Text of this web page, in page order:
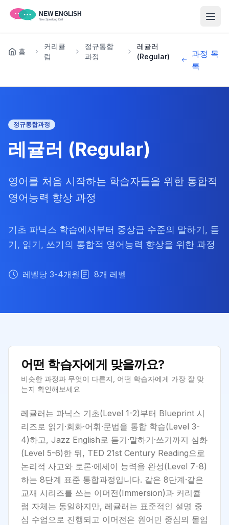
홈
커리큘
럼
정규통합
과정
레귤러
(Regular)
과정 목
록
정규통합과정
레귤러 (Regular)
영어를 처음 시작하는 학습자들을 위한 통합적
영어능력 향상 과정
기초 파닉스 학습에서부터 중상급 수준의 말하기, 듣
기, 읽기, 쓰기의 통합적 영어능력 향상을 위한 과정
레벨당 3-4개월 8개 레벨
어떤 학습자에게 맞을까요?
비슷한 과정과 무엇이 다른지, 어떤 학습자에게 가장 잘 맞
는지 확인해보세요
레귤러는 파닉스 기초(Level 1-2)부터 Blueprint 시
리즈로 읽기·회화·어휘·문법을 통합 학습(Level 3-
4)하고, Jazz English로 듣기·말하기·쓰기까지 심화
(Level 5-6)한 뒤, TED 21st Century Reading으로
논리적 사고와 토론·에세이 능력을 완성(Level 7-8)
하는 8단계 표준 통합과정입니다. 같은 8단계·같은
교재 시리즈를 쓰는 이머전(Immersion)과 커리큘
럼 자체는 동일하지만, 레귤러는 표준적인 설명 중
심 수업으로 진행되고 이머전은 원어민 중심의 몰입